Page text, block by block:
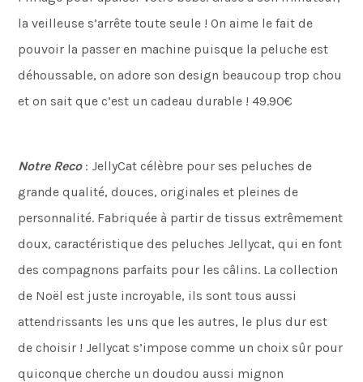
la veilleuse s’arrête toute seule ! On aime le fait de
pouvoir la passer en machine puisque la peluche est
déhoussable, on adore son design beaucoup trop chou
et on sait que c’est un cadeau durable ! 49.90€
Notre Reco: JellyCat célèbre pour ses peluches de
grande qualité, douces, originales et pleines de
personnalité. Fabriquée à partir de tissus extrêmement
doux, caractéristique des peluches Jellycat, qui en font
des compagnons parfaits pour les câlins. La collection
de Noël est juste incroyable, ils sont tous aussi
attendrissants les uns que les autres, le plus dur est
de choisir ! Jellycat s’impose comme un choix sûr pour
quiconque cherche un doudou aussi mignon